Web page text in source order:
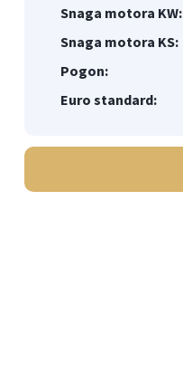
Snaga motora KW:
Snaga motora KS:
Pogon:
Euro standard: